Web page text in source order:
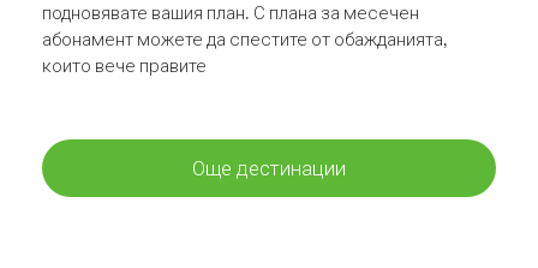
подновявате вашия план. С плана за месечен
абонамент можете да спестите от обажданията,
които вече правите
Още дестинации